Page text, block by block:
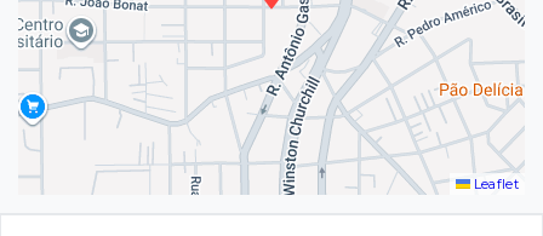
Leaflet